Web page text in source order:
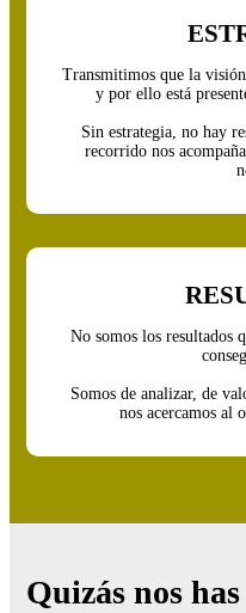
Transmitimos que la
y por ello está
Sin estrategia, no hay
recorrido nos
No somos los resultados
Somos de analizar, de
nos acercamos al
Quizás nos